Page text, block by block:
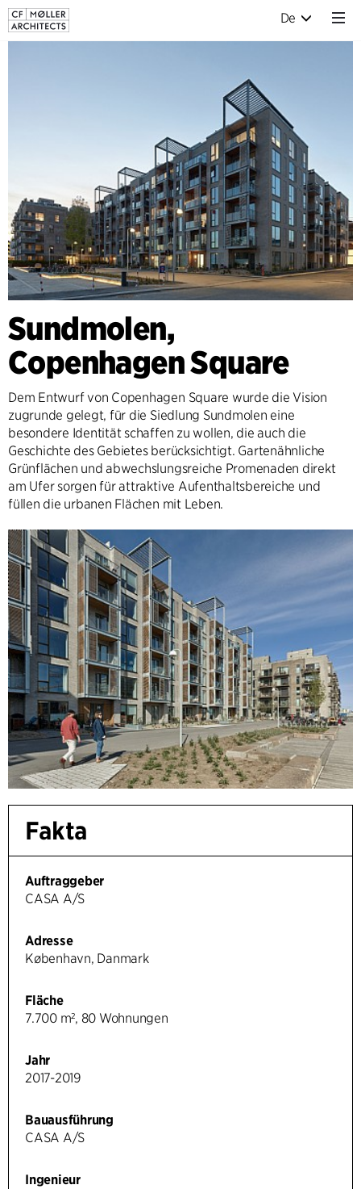
De
Sundmolen,
Copenhagen Square
Dem Entwurf von Copenhagen Square wurde die Vision
zugrunde gelegt, für die Siedlung Sundmolen eine
besondere Identität schaffen zu wollen, die auch die
Geschichte des Gebietes berücksichtigt. Gartenähnliche
Grünflächen und abwechslungsreiche Promenaden direkt
am Ufer sorgen für attraktive Aufenthaltsbereiche und
füllen die urbanen Flächen mit Leben.
Fakta
Auftraggeber
CASA A/S
Adresse
København, Danmark
Fläche
7.700 m², 80 Wohnungen
Jahr
2017-2019
Bauausführung
CASA A/S
Ingenieur